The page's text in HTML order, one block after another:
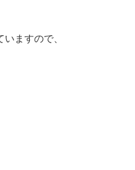
いますので、